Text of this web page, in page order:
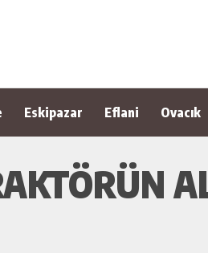
Eskipazar Eflani Ovacık